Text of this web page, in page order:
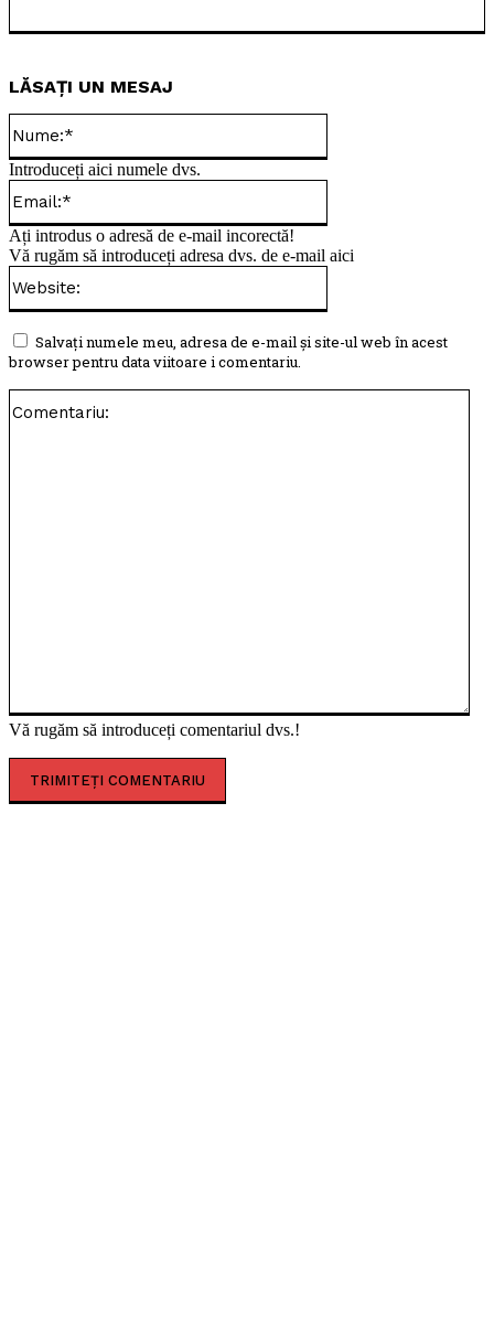
LĂSAȚI UN MESAJ
Vă rugăm să introduceți comentariul dvs.!
Introduceți aici numele dvs.
Ați introdus o adresă de e-mail incorectă!
Vă rugăm să introduceți adresa dvs. de e-mail aici
Salvați numele meu, adresa de e-mail și site-ul web în acest
browser pentru data viitoare i comentariu.